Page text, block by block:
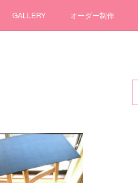
GALLERY オーダー制作